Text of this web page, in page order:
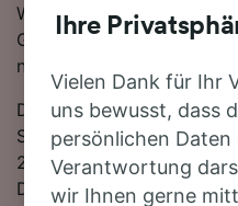
Wenn Sie mehr über die
Genua mit dem Zug
nicht länger!
Die schnellste Reisezeit
Stunden 41 Minuten,
299 km zwischen den
Die Fahrt zwischen
Ihre
Vielen Dank für Ihr
uns bewusst, dass
persönlichen Daten
Verantwortung
wir Ihnen gerne